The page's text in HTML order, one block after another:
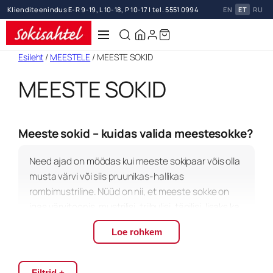
Sooduskupong uudiskirja tellimisel EN ET RU
Liigu
juurde
Esileht / MEESTELE / MEESTE SOKID
MEESTE SOKID
Meeste sokid – kuidas valida meestesokke?
Need ajad on möödas kui meeste sokipaar võis olla
musta värvi või siis pruunikas-hallikas
rombimustriline. Nüüd on nii, et meeste sokke on
sõnumi ehk sloganiga sokke. Või personaalsed
sokid – tikitult või prinditult.
Loe rohkem